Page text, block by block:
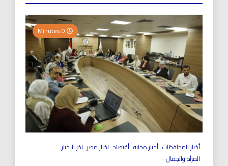
أخبار المحافظات أخبار محليه أقتصاد اخبار مصر اخر الاخبار
المرأه والجمال